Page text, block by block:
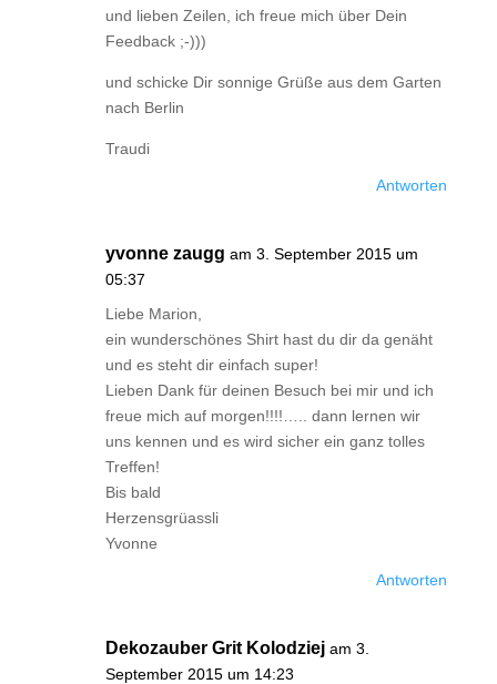
und lieben Zeilen, ich freue mich über Dein
Feedback ;-)))
und schicke Dir sonnige Grüße aus dem Garten
nach Berlin
Traudi
Antworten
yvonne zaugg am 3. September 2015 um
05:37
Liebe Marion,
ein wunderschönes Shirt hast du dir da genäht
und es steht dir einfach super!
Lieben Dank für deinen Besuch bei mir und ich
freue mich auf morgen!!!!….. dann lernen wir
uns kennen und es wird sicher ein ganz tolles
Treffen!
Bis bald
Herzensgrüassli
Yvonne
Antworten
Dekozauber Grit Kolodziej am 3.
September 2015 um 14:23